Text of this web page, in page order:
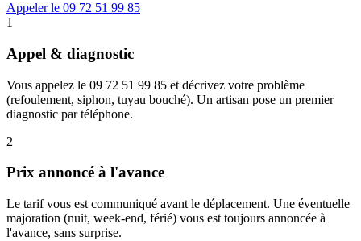
Appeler le 09 72 51 99 85
1
Appel & diagnostic
Vous appelez le 09 72 51 99 85 et décrivez votre problème
(refoulement, siphon, tuyau bouché). Un artisan pose un premier
diagnostic par téléphone.
2
Prix annoncé à l'avance
Le tarif vous est communiqué avant le déplacement. Une éventuelle
majoration (nuit, week-end, férié) vous est toujours annoncée à
l'avance, sans surprise.